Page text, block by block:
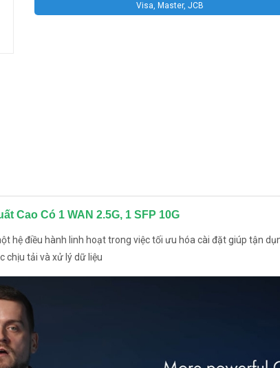
Visa, Master, JCB
Cao Có 1 WAN 2.5G, 1 SFP 10G
hệ điều hành linh hoạt trong việc tối ưu hóa cài đặt giúp tận
chịu tải và xử lý dữ liệu